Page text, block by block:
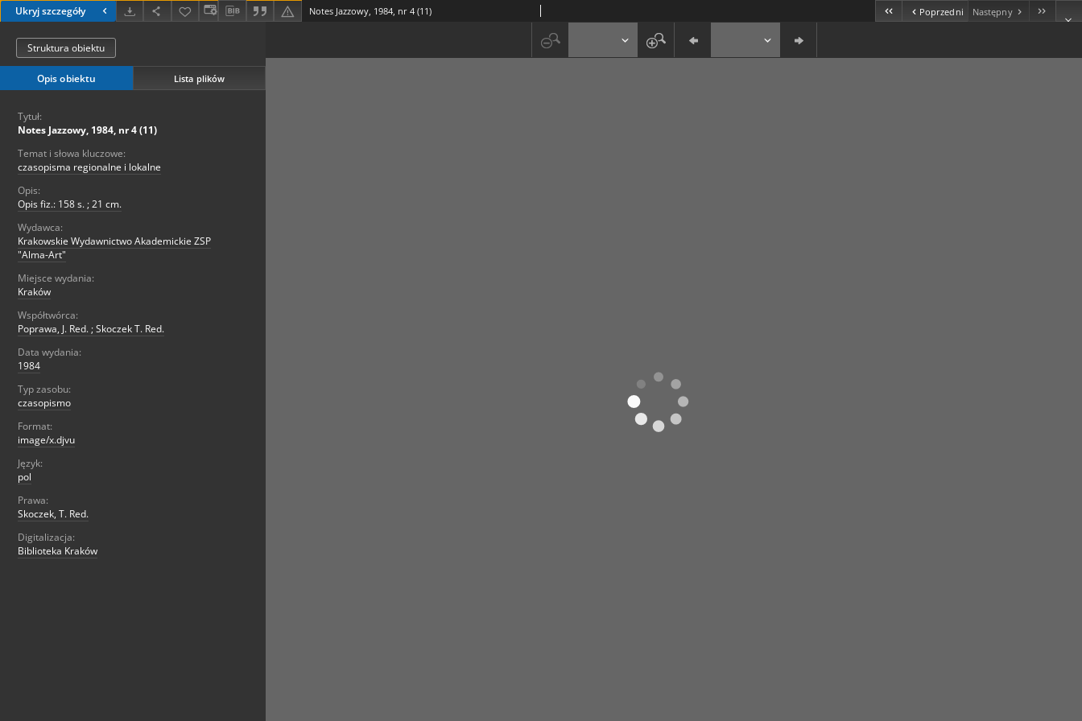
Ukryj szczegóły Notes Jazzowy, 1984, nr 4 (11) Poprzedni Następny
Struktura obiektu
Opis obiektu Lista plików
Tytuł:
Notes Jazzowy, 1984, nr 4 (11)
Temat i słowa kluczowe:
czasopisma regionalne i lokalne
Opis:
Opis fiz.: 158 s. ; 21 cm.
Wydawca:
Krakowskie Wydawnictwo Akademickie ZSP
"Alma-Art"
Miejsce wydania:
Kraków
Współtwórca:
Poprawa, J. Red. ; Skoczek T. Red.
Data wydania:
1984
Typ zasobu:
czasopismo
Format:
image/x.djvu
Język:
pol
Prawa:
Skoczek, T. Red.
Digitalizacja:
Biblioteka Kraków